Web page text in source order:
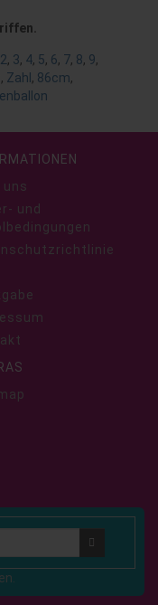
2, 3, 4, 5, 6, 7, 8, 9,
, Zahl , 86cm,
uns
und